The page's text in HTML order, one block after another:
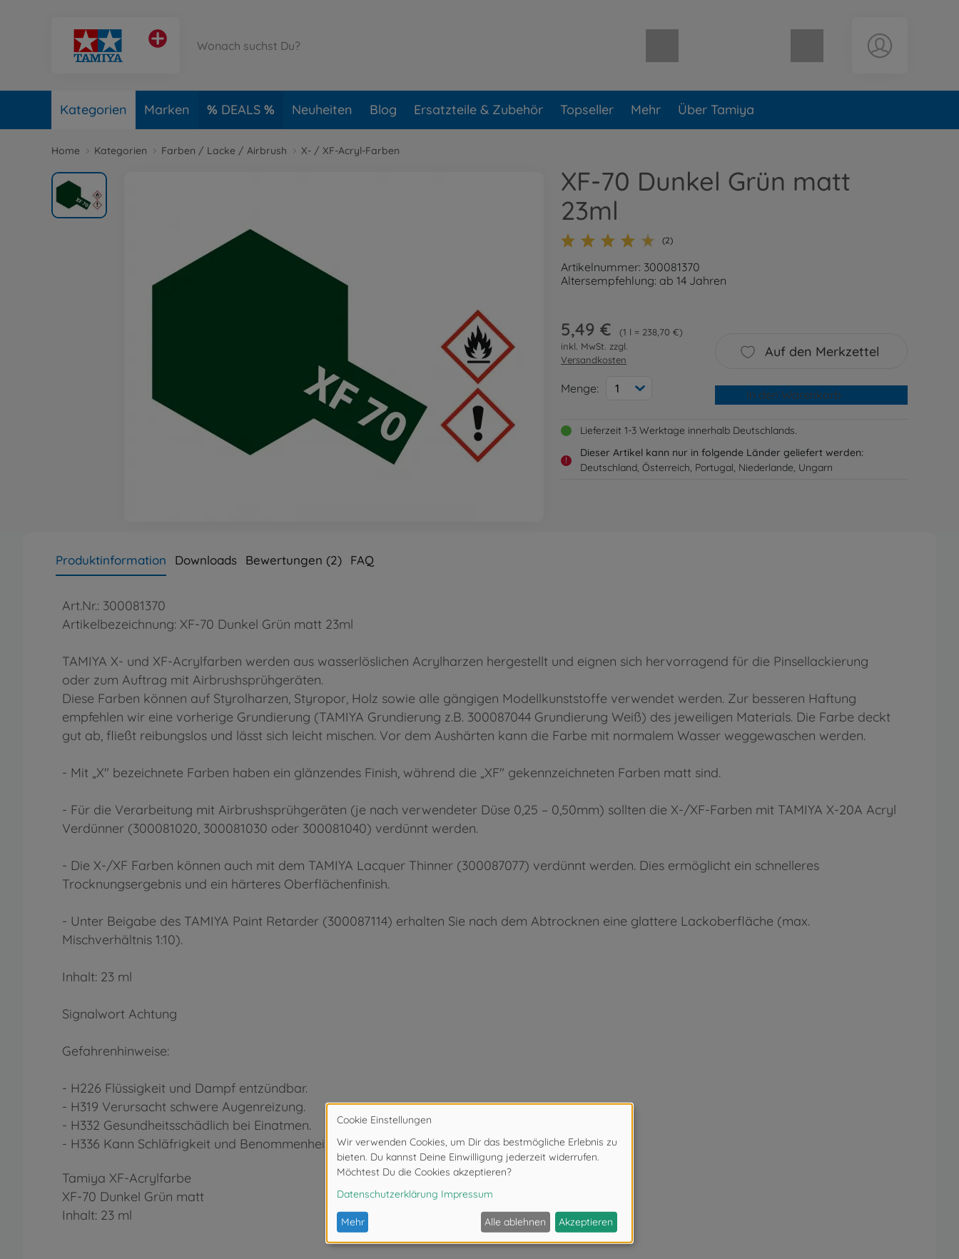
Warenkorb leer
Kategorien Marken DEALS Neuheiten Blog Ersatzteile & Zubehör Topseller Mehr Über Tamiya
Home Kategorien Farben / Lacke / Airbrush X- / XF-Acryl-Farben
XF-70 Dunkel Grün matt
23ml
(2)
Artikelnummer: 300081370
Altersempfehlung: ab 14 Jahren
5,49 €
1 l = 238,70 €
inkl. MwSt. zzgl.
Versandkosten
Menge: 1
Auf den Merkzettel
In den Warenkorb
Lieferzeit 1-3 Werktage innerhalb Deutschlands.
!
Dieser Artikel kann nur in folgende Länder geliefert werden:
Deutschland, Österreich, Portugal, Niederlande, Ungarn
Produktinformation Downloads Bewertungen (2) FAQ
Art.Nr.: 300081370
Artikelbezeichnung: XF-70 Dunkel Grün matt 23ml
TAMIYA X- und XF-Acrylfarben werden aus wasserlöslichen Acrylharzen hergestellt und eignen sich hervorragend für die Pinsellackierung
oder zum Auftrag mit Airbrushsprühgeräten.
Diese Farben können auf Styrolharzen, Styropor, Holz sowie alle gängigen Modellkunststoffe verwendet werden. Zur besseren Haftung
empfehlen wir eine vorherige Grundierung (TAMIYA Grundierung z.B. 300087044 Grundierung Weiß) des jeweiligen Materials. Die Farbe deckt
gut ab, fließt reibungslos und lässt sich leicht mischen. Vor dem Aushärten kann die Farbe mit normalem Wasser weggewaschen werden.
- Mit „X" bezeichnete Farben haben ein glänzendes Finish, während die „XF" gekennzeichneten Farben matt sind.
- Für die Verarbeitung mit Airbrushsprühgeräten (je nach verwendeter Düse 0,25 – 0,50mm) sollten die X-/XF-Farben mit TAMIYA X-20A Acryl
Verdünner (300081020, 300081030 oder 300081040) verdünnt werden.
- Die X-/XF Farben können auch mit dem TAMIYA Lacquer Thinner (300087077) verdünnt werden. Dies ermöglicht ein schnelleres
Trocknungsergebnis und ein härteres Oberflächenfinish.
- Unter Beigabe des TAMIYA Paint Retarder (300087114) erhalten Sie nach dem Abtrocknen eine glattere Lackoberfläche (max.
Mischverhältnis 1:10).
Inhalt: 23 ml
Signalwort Achtung
Gefahrenhinweise:
- H226 Flüssigkeit und Dampf entzündbar.
- H319 Verursacht schwere Augenreizung.
- H332 Gesundheitsschädlich bei Einatmen.
- H336 Kann Schläfrigkeit und Benommenheit verursachen.
Tamiya XF-Acrylfarbe
XF-70 Dunkel Grün matt
Inhalt: 23 ml